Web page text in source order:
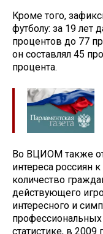
Кроме того,
футболу: за 19 лет
процентов до 77
он составлял 45
процента.
Во ВЦИОМ также
интереса россиян
количество
действующего
интересного и
профессиональных
статистике, в 2009